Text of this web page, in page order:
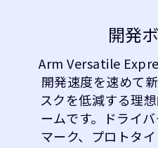
開発
Arm Versatile
開発速度を速めて
スクを低減する理
ームです。ドライ
マーク、プロトタ